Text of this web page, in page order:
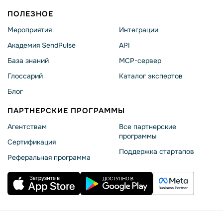
ПОЛЕЗНОЕ
Мероприятия
Академия SendPulse
База знаний
Глоссарий
Блог
Интеграции
API
MCP-сервер
Каталог экспертов
ПАРТНЕРСКИЕ ПРОГРАММЫ
Агентствам
Сертификация
Реферальная программа
Все партнерские
программы
Поддержка стартапов